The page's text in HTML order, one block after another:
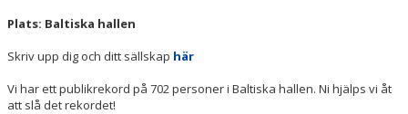
Plats: Baltiska hallen
Skriv upp dig och ditt sällskap här
Vi har ett publikrekord på 702 personer i Baltiska hallen. Ni hjälps vi åt
att slå det rekordet!